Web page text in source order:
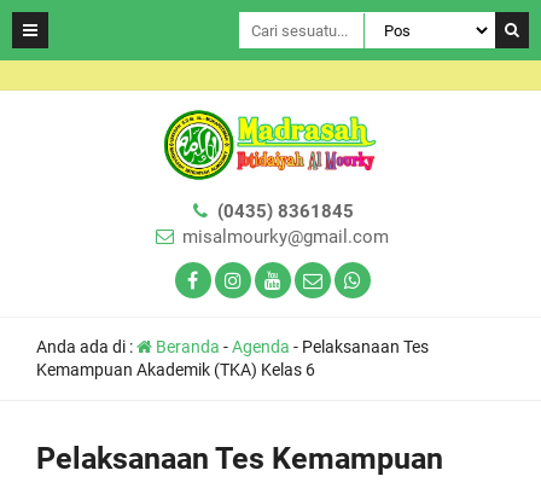
(0435) 8361845
misalmourky@gmail.com
Anda ada di : Beranda -Agenda - Pelaksanaan Tes
Kemampuan Akademik (TKA) Kelas 6
Pelaksanaan Tes Kemampuan